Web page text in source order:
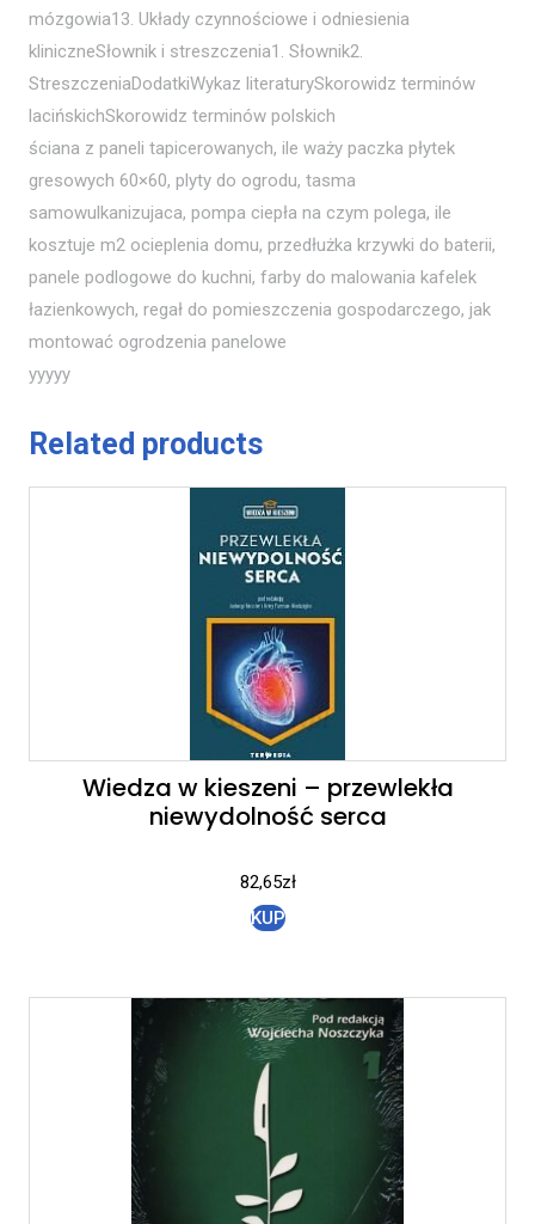
mózgowia13. Układy czynnościowe i odniesienia
kliniczneSłownik i streszczenia1. Słownik2.
StreszczeniaDodatkiWykaz literaturySkorowidz terminów
lacińskichSkorowidz terminów polskich
ściana z paneli tapicerowanych, ile waży paczka płytek
gresowych 60×60, plyty do ogrodu, tasma
samowulkanizujaca, pompa ciepła na czym polega, ile
kosztuje m2 ocieplenia domu, przedłużka krzywki do baterii,
panele podlogowe do kuchni, farby do malowania kafelek
łazienkowych, regał do pomieszczenia gospodarczego, jak
montować ogrodzenia panelowe
yyyyy
Related products
Wiedza w kieszeni – przewlekła
niewydolność serca
82,65zł
KUP